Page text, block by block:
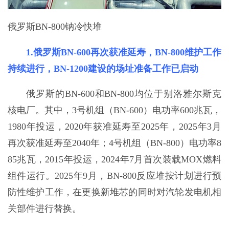
俄罗斯BN-800钠冷快堆
1.俄罗斯BN-600再次获准延寿，BN-800维护工作
持续进行，BN-1200建设的场址准备工作已启动
俄罗斯的BN-600和BN-800均位于别洛雅尔斯克
核电厂。其中，3号机组（BN-600）电功率600兆瓦，
1980年投运，2020年获准延寿至2025年，2025年3月
再次获准延寿至2040年；4号机组（BN-800）电功率8
85兆瓦，2015年投运，2024年7月首次装载MOX燃料
组件运行。2025年9月，BN-800反应堆按计划进行预
防性维护工作，在更换新堆芯的同时对汽轮发电机相
关部件进行替换。